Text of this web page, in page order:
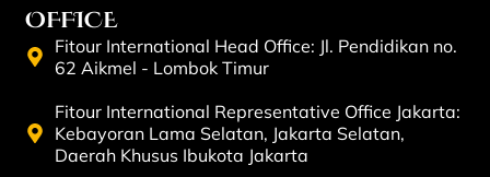
OFFICE
Fitour International Head Office: Jl. Pendidikan no.
62 Aikmel - Lombok Timur
Fitour International Representative Office Jakarta:
Kebayoran Lama Selatan, Jakarta Selatan,
Daerah Khusus Ibukota Jakarta